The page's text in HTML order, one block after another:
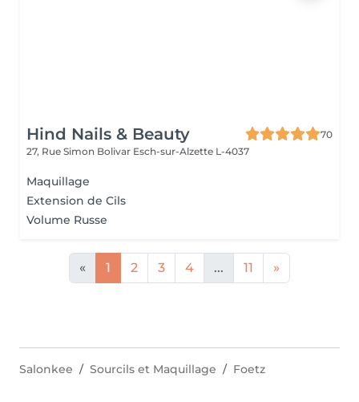
Hind Nails & Beauty
70
27, Rue Simon Bolivar Esch-sur-Alzette L-4037
Maquillage
Extension de Cils
Volume Russe
« 1 2 3 4 ... 11 »
Salonkee Sourcils et Maquillage Foetz